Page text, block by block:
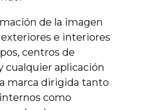
de la imagen
e interiores
centros de
cualquier aplicación
marca dirigida tanto
como